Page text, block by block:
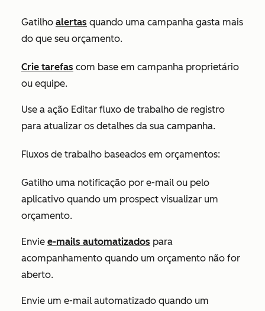
Gatilho alertas quando uma campanha gasta mais
do que seu orçamento.
Crie tarefas com base em campanha proprietário
ou equipe.
Use a ação Editar fluxo de trabalho de registro
para atualizar os detalhes da sua campanha.
Fluxos de trabalho baseados em orçamentos:
Gatilho uma notificação por e-mail ou pelo
aplicativo quando um prospect visualizar um
orçamento.
Envie e-mails automatizados para
acompanhamento quando um orçamento não for
aberto.
Envie um e-mail automatizado quando um